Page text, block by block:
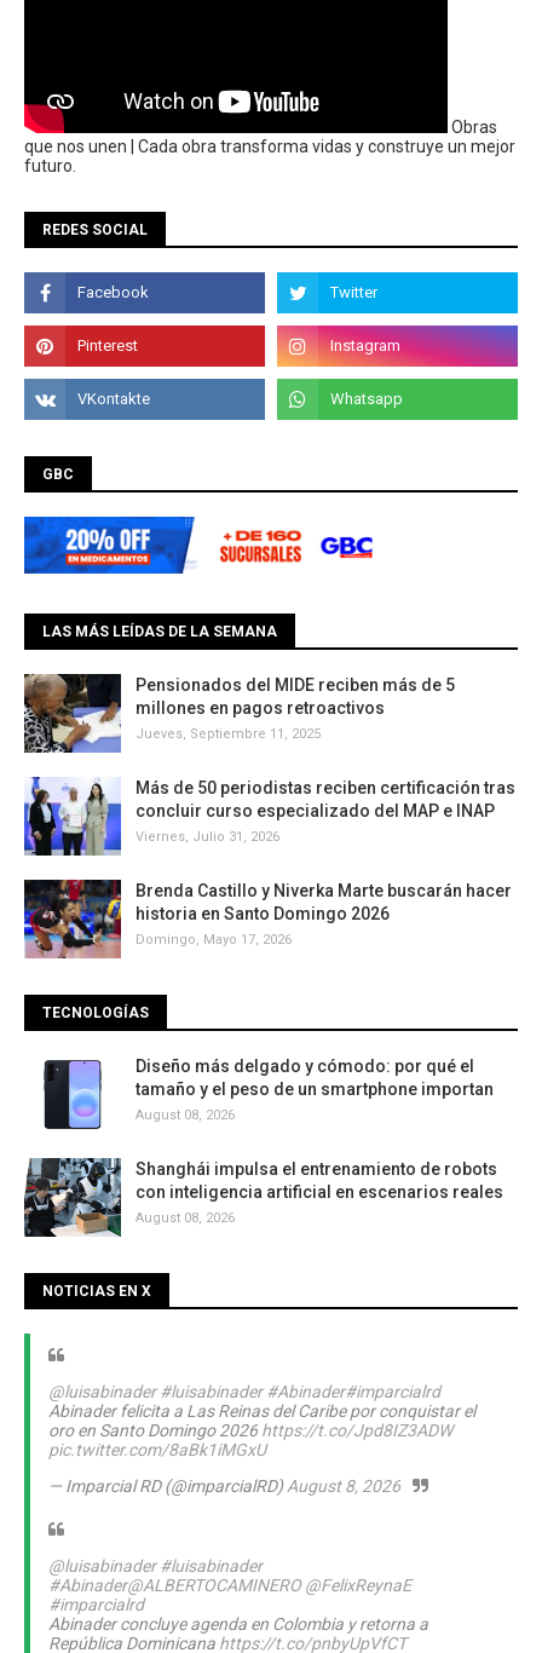
Obras
que nos unen | Cada obra transforma vidas y construye un mejor
futuro.
REDES SOCIAL
GBC
LAS MÁS LEÍDAS DE LA SEMANA
Pensionados del MIDE reciben más de 5
millones en pagos retroactivos
Jueves, Septiembre 11, 2025
Más de 50 periodistas reciben certificación tras
concluir curso especializado del MAP e INAP
Viernes, Julio 31, 2026
Brenda Castillo y Niverka Marte buscarán hacer
historia en Santo Domingo 2026
Domingo, Mayo 17, 2026
TECNOLOGÍAS
Diseño más delgado y cómodo: por qué el
tamaño y el peso de un smartphone importan
August 08, 2026
Shanghái impulsa el entrenamiento de robots
con inteligencia artificial en escenarios reales
August 08, 2026
NOTICIAS EN X
@luisabinader #luisabinader #Abinader#imparcialrd
Abinader felicita a Las Reinas del Caribe por conquistar el
oro en Santo Domingo 2026 https://t.co/Jpd8IZ3ADW
pic.twitter.com/8aBk1iMGxU
— Imparcial RD (@imparcialRD)August 8, 2026
@luisabinader #luisabinader
#Abinader@ALBERTOCAMINERO @FelixReynaE
#imparcialrd
Abinader concluye agenda en Colombia y retorna a
República Dominicana https://t.co/pnbyUpVfCT